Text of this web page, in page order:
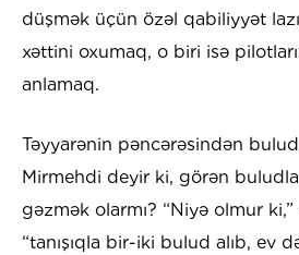
düşmək üçün özəl qabiliyyət
xəttini oxumaq, o biri isə
anlamaq.
Təyyarənin pəncərəsindən
Mirmehdi deyir ki, görən
gəzmək olarmı? “Niyə olmur
“tanışıqla bir-iki bulud alıb, ev